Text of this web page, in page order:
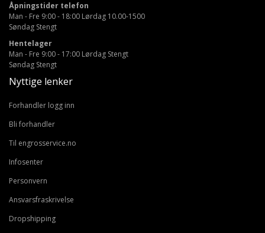
Åpningstider telefon
Man - Fre 9:00 - 18:00 Lørdag 10.00-1500
Søndag Stengt
Hentelager
Man - Fre 9:00 - 17:00 Lørdag Stengt
Søndag Stengt
Nyttige lenker
Forhandler logg inn
Bli forhandler
Til engrosservice.no
Infosenter
Personvern
Ansvarsfraskrivelse
Dropshipping